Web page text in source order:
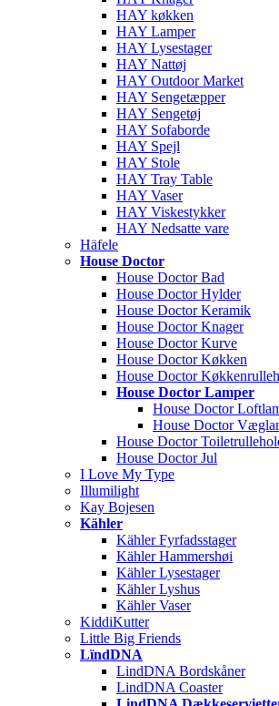
HAY køkken
HAY Lamper
HAY Lysestager
HAY Nattøj
HAY Outdoor Market
HAY Sengetæpper
HAY Sengetøj
HAY Sofaborde
HAY Spejl
HAY Stole
HAY Tray Table
HAY Vaser
HAY Viskestykker
HAY Nedsatte vare
Häfele
House Doctor
House Doctor Bad
House Doctor Hylder
House Doctor Keramik
House Doctor Knager
House Doctor Kurve
House Doctor Køkken
House Doctor
House Doctor Lamper
House Doctor
House Doctor
House Doctor
House Doctor Jul
I Love My Type
Illumilight
Kay Bojesen
Kähler
Kähler Fyrfadsstager
Kähler Hammershøi
Kähler Lysestager
Kähler Lyshus
Kähler Vaser
KiddiKutter
Little Big Friends
LïndDNA
LindDNA Bordskåner
LindDNA Coaster